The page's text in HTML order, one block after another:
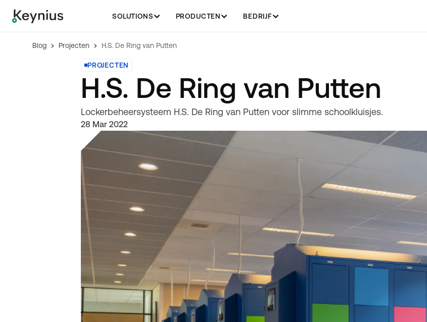
SOLUTIONS PRODUCTEN BEDRIJF
Blog Projecten H.S. De Ring van Putten
PROJECTEN
H.S. De Ring van Putten
Lockerbeheersysteem H.S. De Ring van Putten voor slimme schoolkluisjes.
28 Mar 2022